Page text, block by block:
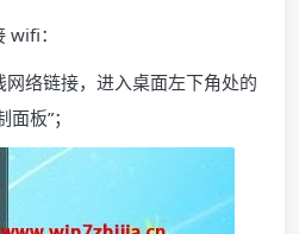
：
络链接，进入桌面左下角处的
板”；